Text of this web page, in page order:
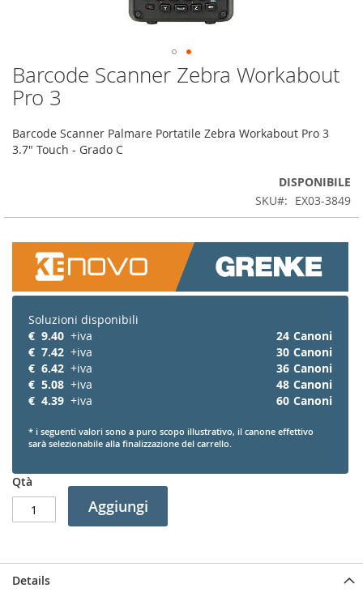
Barcode Scanner Zebra Workabout
Pro 3
Barcode Scanner Palmare Portatile Zebra Workabout Pro 3
3.7" Touch - Grado C
DISPONIBILE
SKU
EX03-3849
Soluzioni disponibili
€ 9.40 +iva Canoni
24
€ 7.42 +iva Canoni
30
€ 6.42 +iva Canoni
36
€ 5.08 +iva Canoni
48
€ 4.39 +iva Canoni
60
* i seguenti valori sono a puro scopo illustrativo, il canone effettivo
sarà selezionabile alla finalizzazione del carrello.
Qtà
Aggiungi
Vai
all'inizio
della
di
immagini
Details